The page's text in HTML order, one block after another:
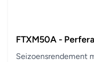
FTXM50A - Perfera
Seizoensrendement